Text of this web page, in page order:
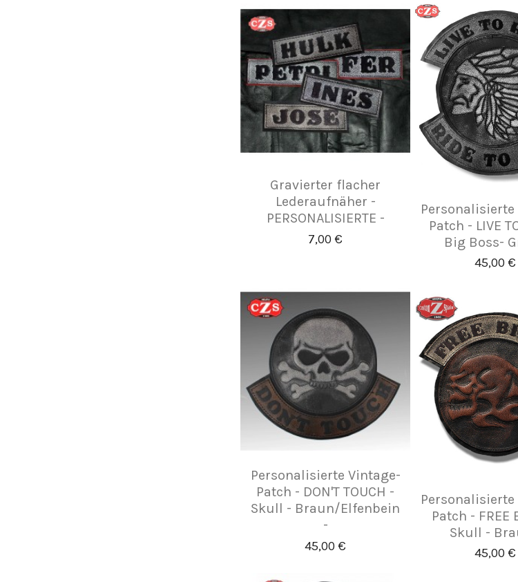
Gravierter flacher
Lederaufnäher -
PERSONALISIERTE -
7,00 €
Personalisierte
Patch - LIVE
Big Boss-
45,00 €
Personalisierte Vintage-
Patch - DON'T TOUCH -
Skull - Braun/Elfenbein
-
45,00 €
Personalisierte
Patch - FREE
Skull -
45,00 €